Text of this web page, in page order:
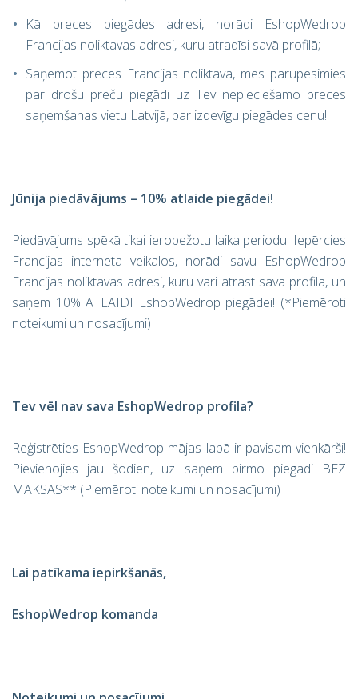
Kā preces piegādes adresi, norādi EshopWedrop
Francijas noliktavas adresi, kuru atradīsi savā profilā;
Saņemot preces Francijas noliktavā, mēs parūpēsimies
par drošu preču piegādi uz Tev nepieciešamo preces
saņemšanas vietu Latvijā, par izdevīgu piegādes cenu!
Jūnija piedāvājums – 10% atlaide piegādei!
Piedāvājums spēkā tikai ierobežotu laika periodu! Iepērcies
Francijas interneta veikalos, norādi savu EshopWedrop
Francijas noliktavas adresi, kuru vari atrast savā profilā, un
saņem 10% ATLAIDI EshopWedrop piegādei! (*Piemēroti
noteikumi un nosacījumi)
Tev vēl nav sava EshopWedrop profila?
Reģistrēties EshopWedrop mājas lapā ir pavisam vienkārši!
Pievienojies jau šodien, uz saņem pirmo piegādi BEZ
MAKSAS** (Piemēroti noteikumi un nosacījumi)
Lai patīkama iepirkšanās,
EshopWedrop komanda